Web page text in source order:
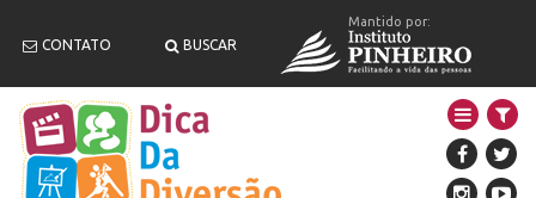
CONTATO BUSCAR
Mantido por: